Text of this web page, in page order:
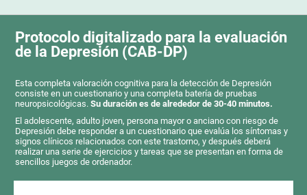
Protocolo digitalizado para la evaluación
de la Depresión (CAB-DP)
Esta completa valoración cognitiva para la detección de Depresión
consiste en un cuestionario y una completa batería de pruebas
neuropsicológicas.Su duración es de alrededor de 30-40 minutos.
El adolescente, adulto joven, persona mayor o anciano con riesgo de
Depresión debe responder a un cuestionario que evalúa los síntomas y
signos clínicos relacionados con este trastorno, y después deberá
realizar una serie de ejercicios y tareas que se presentan en forma de
sencillos juegos de ordenador.